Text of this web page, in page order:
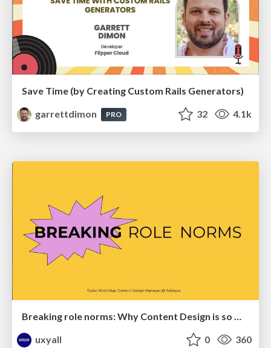
Save Time (by Creating Custom Rails Generators)
garrettdimon
PRO 32 4.1k
Breaking role norms: Why Content Design is so much more than writing copy - Taylor Woolridge
uxyall
0 360